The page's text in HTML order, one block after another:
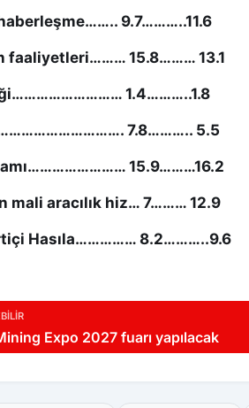
9.7………..11.6
faaliyetleri……… 15.8……… 13.1
1.4………..1.8
7.8……….. 5.5
15.9………16.2
mali aracılık hiz… 7……… 12.9
Hasıla…………… 8.2………..9.6
Expo 2027 fuarı yapılacak